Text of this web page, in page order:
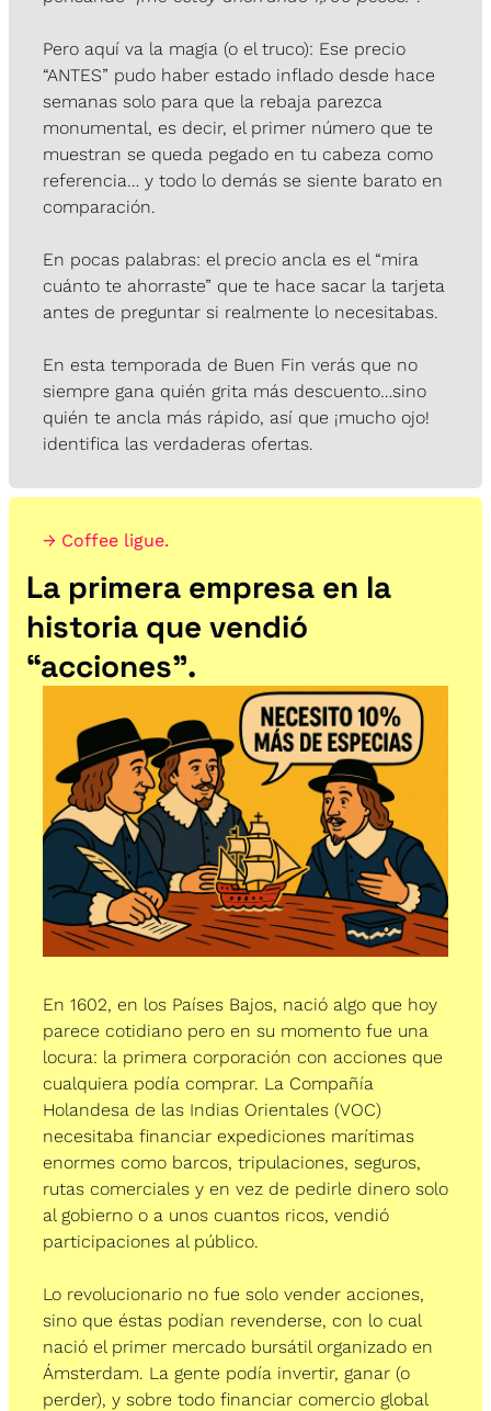
Pero aquí va la magia (o el truco): Ese precio
“ANTES” pudo haber estado inflado desde hace
semanas solo para que la rebaja parezca
monumental, es decir, el primer número que te
muestran se queda pegado en tu cabeza como
referencia… y todo lo demás se siente barato en
comparación.
En pocas palabras: el precio ancla es el “mira
cuánto te ahorraste” que te hace sacar la tarjeta
antes de preguntar si realmente lo necesitabas.
En esta temporada de Buen Fin verás que no
siempre gana quién grita más descuento…sino
quién te ancla más rápido, así que ¡mucho ojo!
identifica las verdaderas ofertas.
→ Coffee ligue.
La primera empresa en la
historia que vendió
“acciones”.
En 1602, en los Países Bajos, nació algo que hoy
parece cotidiano pero en su momento fue una
locura: la primera corporación con acciones que
cualquiera podía comprar. La Compañía
Holandesa de las Indias Orientales (VOC)
necesitaba financiar expediciones marítimas
enormes como barcos, tripulaciones, seguros,
rutas comerciales y en vez de pedirle dinero solo
al gobierno o a unos cuantos ricos, vendió
participaciones al público.
Lo revolucionario no fue solo vender acciones,
sino que éstas podían revenderse, con lo cual
nació el primer mercado bursátil organizado en
Ámsterdam. La gente podía invertir, ganar (o
perder), y sobre todo financiar comercio global